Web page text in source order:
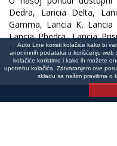
Dedra, Lancia Delta,
Gamma, Lancia K,
Lancia Phedra, Lancia
Lancia Thesis, Lancia
Auto Line koristi kolačiće kako bi
anonimnih podataka o korišćenju web
kolačiće koristimo i kako ih možete
upotrebu kolačića. Zatvaranjem ove
skladu sa našim pravilima o